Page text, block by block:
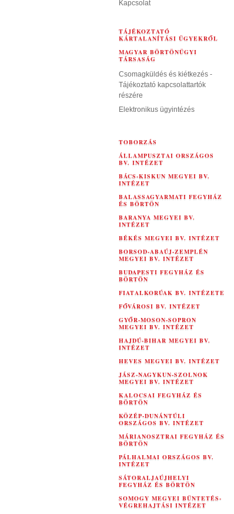
Kapcsolat
TÁJÉKOZTATÓ
KÁRTALANÍTÁSI ÜGYEKRŐL
MAGYAR BÖRTÖNÜGYI
TÁRSASÁG
Csomagküldés és kiétkezés -
Tájékoztató kapcsolattartók
részére
Elektronikus ügyintézés
TOBORZÁS
ÁLLAMPUSZTAI ORSZÁGOS
BV. INTÉZET
BÁCS-KISKUN MEGYEI BV.
INTÉZET
BALASSAGYARMATI FEGYHÁZ
ÉS BÖRTÖN
BARANYA MEGYEI BV.
INTÉZET
BÉKÉS MEGYEI BV. INTÉZET
BORSOD-ABAÚJ-ZEMPLÉN
MEGYEI BV. INTÉZET
BUDAPESTI FEGYHÁZ ÉS
BÖRTÖN
FIATALKORÚAK BV. INTÉZETE
FŐVÁROSI BV. INTÉZET
GYŐR-MOSON-SOPRON
MEGYEI BV. INTÉZET
HAJDÚ-BIHAR MEGYEI BV.
INTÉZET
HEVES MEGYEI BV. INTÉZET
JÁSZ-NAGYKUN-SZOLNOK
MEGYEI BV. INTÉZET
KALOCSAI FEGYHÁZ ÉS
BÖRTÖN
KÖZÉP-DUNÁNTÚLI
ORSZÁGOS BV. INTÉZET
MÁRIANOSZTRAI FEGYHÁZ ÉS
BÖRTÖN
PÁLHALMAI ORSZÁGOS BV.
INTÉZET
SÁTORALJAÚJHELYI
FEGYHÁZ ÉS BÖRTÖN
SOMOGY MEGYEI BÜNTETÉS-
VÉGREHAJTÁSI INTÉZET